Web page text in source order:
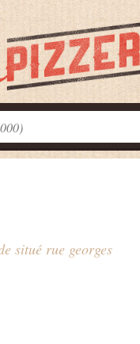
situé rue georges